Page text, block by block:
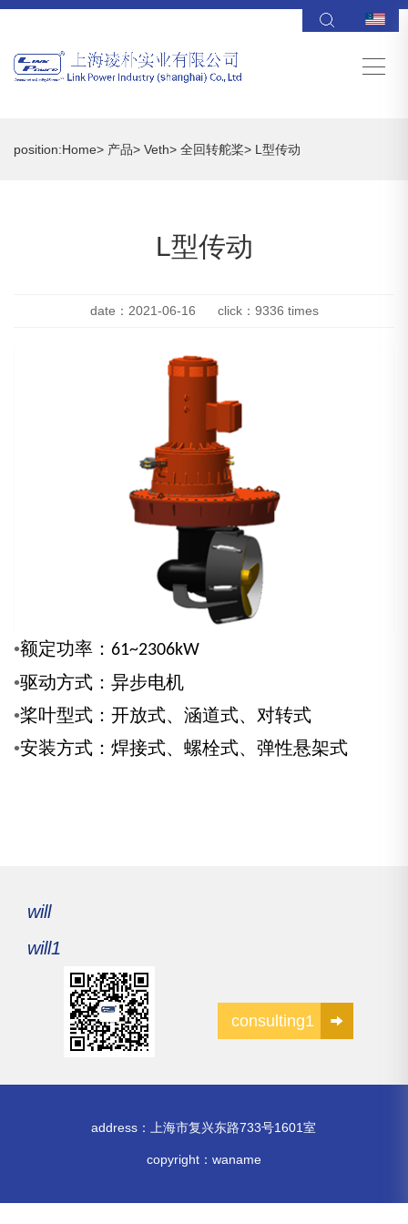
position:Home> 产品> Veth> 全回转舵桨> L型传动
L型传动
date：2021-06-16 click：9336 times
•额定功率： 61~2306kW
•驱动方式：异步电机
•桨叶型式：开放式、涵道式、对转式
•安装方式：焊接式、螺栓式、弹性悬架式
will
will1
consulting1
address：上海市复兴东路733号1601室
copyright： waname